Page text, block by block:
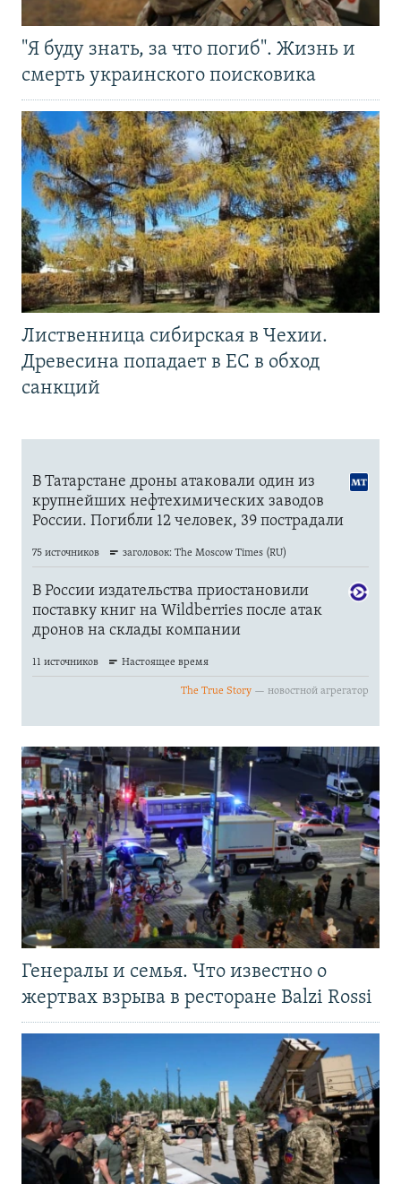
"Я буду знать, за что погиб". Жизнь и
смерть украинского поисковика
Лиственница сибирская в Чехии.
Древесина попадает в ЕС в обход
санкций
Генералы и семья. Что известно о
жертвах взрыва в ресторане Balzi Rossi